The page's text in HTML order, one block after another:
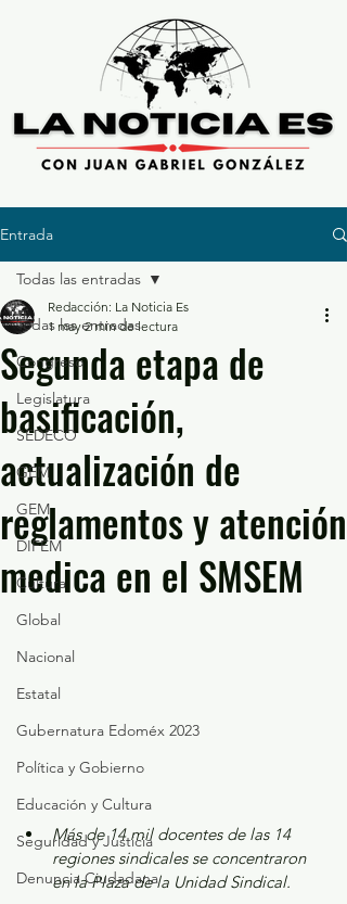
Entrada
Todas las entradas
Congreso
Legislatura
SEDECO
GEM
GEM
DIFEM
Cultura
Global
Nacional
Estatal
Gubernatura Edoméx 2023
Política y Gobierno
Educación y Cultura
Seguridad y Justicia
Denuncia Ciudadana
Todas las entradas
Segunda etapa de
basificación,
actualización de
reglamentos y atención
medica en el SMSEM
Redacción: La Noticia Es
1 may 2 min de lectura
Más de 14 mil docentes de las 14
regiones sindicales se concentraron
en la Plaza de la Unidad Sindical.